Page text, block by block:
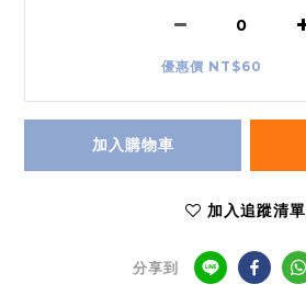
優惠價 NT$60
加入購物車
加入追蹤清單
分享到